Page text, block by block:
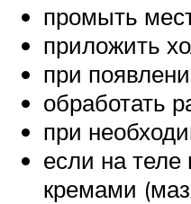
промыть
приложить
при
обработать
при
если на
кремами